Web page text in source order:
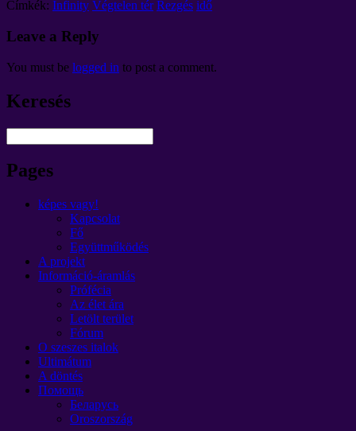
Címkék: Infinity Végtelen tér Rezgés idő
Leave a Reply
You must be logged in to post a comment.
Keresés
Pages
képes vagy!
Kapcsolat
Fő
Együttműködés
A projekt
Információ-áramlás
Prófécia
Az élet ára
Letölt terület
Fórum
O szeszes italok
Ultimátum
A döntés
Помощь
Беларусь
Oroszország